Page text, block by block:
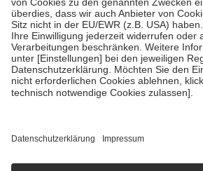
• Kindern und Jugendlichen bis zum
mit Ausnahme der Fahrkosten
• Untersuchungen zur Vorsorge und
GKV getragen werden
• empfohlenen Schutzimpfungen
• Harn- und Blutteststreifen
getroffen, um sicherzustellen, dass es sich
https://help.etrusted.com/hc/de/articles/